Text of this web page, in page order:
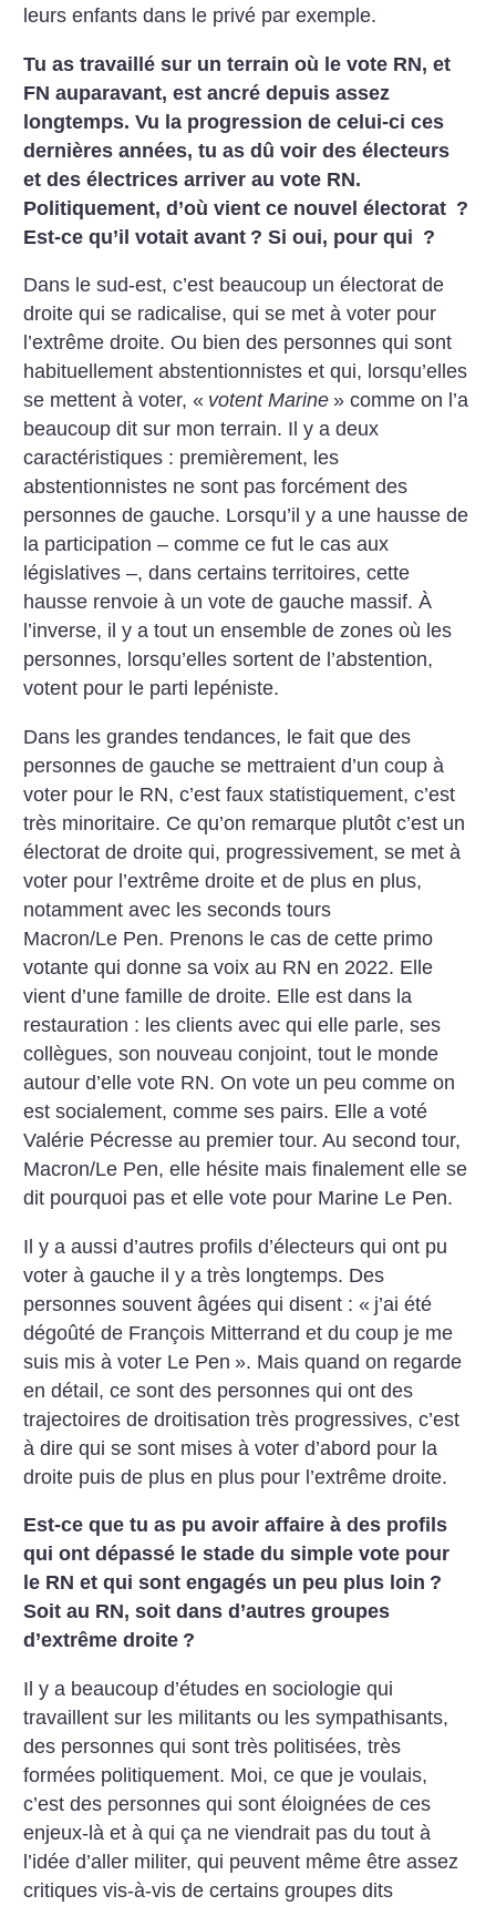
leurs enfants dans le privé par exemple.
Tu as travaillé sur un terrain où le vote RN, et
FN auparavant, est ancré depuis assez
longtemps. Vu la progression de celui-ci ces
dernières années, tu as dû voir des électeurs
et des électrices arriver au vote RN.
Politiquement, d’où vient ce nouvel électorat ?
Est-ce qu’il votait avant ? Si oui, pour qui ?
Dans le sud-est, c’est beaucoup un électorat de
droite qui se radicalise, qui se met à voter pour
l’extrême droite. Ou bien des personnes qui sont
habituellement abstentionnistes et qui, lorsqu’elles
se mettent à voter, « votent Marine » comme on l’a
beaucoup dit sur mon terrain. Il y a deux
caractéristiques : premièrement, les
abstentionnistes ne sont pas forcément des
personnes de gauche. Lorsqu’il y a une hausse de
la participation – comme ce fut le cas aux
législatives –, dans certains territoires, cette
hausse renvoie à un vote de gauche massif. À
l’inverse, il y a tout un ensemble de zones où les
personnes, lorsqu’elles sortent de l’abstention,
votent pour le parti lepéniste.
Dans les grandes tendances, le fait que des
personnes de gauche se mettraient d’un coup à
voter pour le RN, c’est faux statistiquement, c’est
très minoritaire. Ce qu’on remarque plutôt c’est un
électorat de droite qui, progressivement, se met à
voter pour l’extrême droite et de plus en plus,
notamment avec les seconds tours
Macron/Le Pen. Prenons le cas de cette primo
votante qui donne sa voix au RN en 2022. Elle
vient d’une famille de droite. Elle est dans la
restauration : les clients avec qui elle parle, ses
collègues, son nouveau conjoint, tout le monde
autour d’elle vote RN. On vote un peu comme on
est socialement, comme ses pairs. Elle a voté
Valérie Pécresse au premier tour. Au second tour,
Macron/Le Pen, elle hésite mais finalement elle se
dit pourquoi pas et elle vote pour Marine Le Pen.
Il y a aussi d’autres profils d’électeurs qui ont pu
voter à gauche il y a très longtemps. Des
personnes souvent âgées qui disent : « j’ai été
dégoûté de François Mitterrand et du coup je me
suis mis à voter Le Pen ». Mais quand on regarde
en détail, ce sont des personnes qui ont des
trajectoires de droitisation très progressives, c’est
à dire qui se sont mises à voter d’abord pour la
droite puis de plus en plus pour l’extrême droite.
Est-ce que tu as pu avoir affaire à des profils
qui ont dépassé le stade du simple vote pour
le RN et qui sont engagés un peu plus loin ?
Soit au RN, soit dans d’autres groupes
d’extrême droite ?
Il y a beaucoup d’études en sociologie qui
travaillent sur les militants ou les sympathisants,
des personnes qui sont très politisées, très
formées politiquement. Moi, ce que je voulais,
c’est des personnes qui sont éloignées de ces
enjeux-là et à qui ça ne viendrait pas du tout à
l’idée d’aller militer, qui peuvent même être assez
critiques vis-à-vis de certains groupes dits